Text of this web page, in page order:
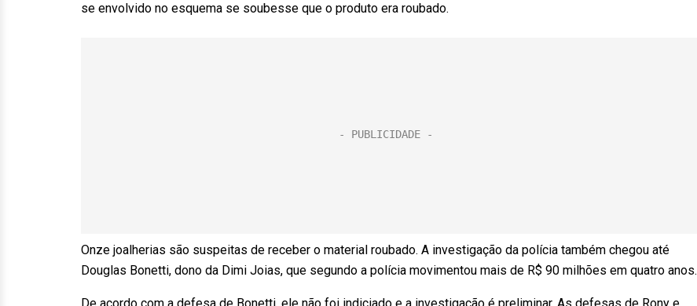
se envolvido no esquema se soubesse que o produto era roubado.
Onze joalherias são suspeitas de receber o material roubado. A investigação da polícia também chegou até
Douglas Bonetti, dono da Dimi Joias, que segundo a polícia movimentou mais de R$ 90 milhões em quatro anos.